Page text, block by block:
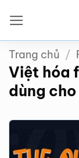
qua
nội
dung
Trang chủ /
Việt hóa
dùng